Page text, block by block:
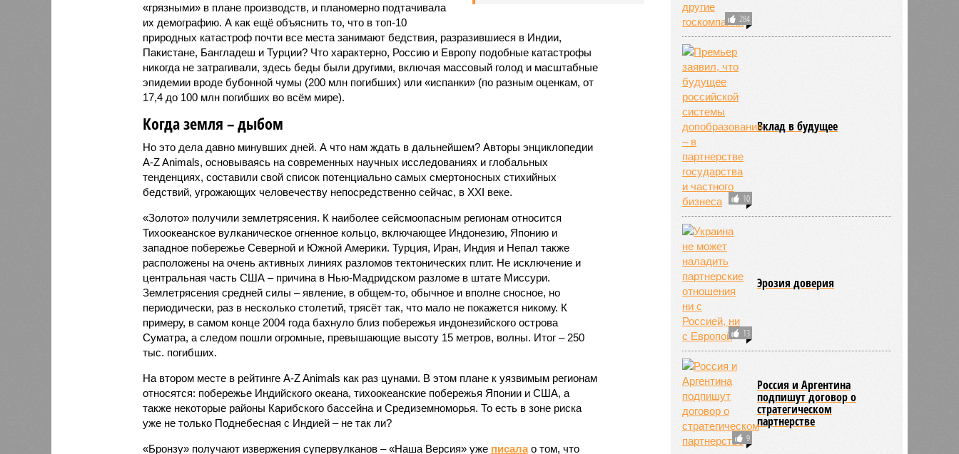
«грязными» в плане производств, и планомерно подтачивала
их демографию. А как ещё объяснить то, что в топ-10
природных катастроф почти все места занимают бедствия, разразившиеся в Индии,
Пакистане, Бангладеш и Турции? Что характерно, Россию и Европу подобные катастрофы
никогда не затрагивали, здесь беды были другими, включая массовый голод и масштабные
эпидемии вроде бубонной чумы (200 млн погибших) или «испанки» (по разным оценкам, от
17,4 до 100 млн погибших во всём мире).
Когда земля – дыбом
Но это дела давно минувших дней. А что нам ждать в дальнейшем? Авторы энциклопедии
A-Z Animals, основываясь на современных научных исследованиях и глобальных
тенденциях, составили свой список потенциально самых смертоносных стихийных
бедствий, угрожающих человечеству непосредственно сейчас, в XXI веке.
«Золото» получили землетрясения. К наиболее сейсмоопасным регионам относится
Тихоокеанское вулканическое огненное кольцо, включающее Индонезию, Японию и
западное побережье Северной и Южной Америки. Турция, Иран, Индия и Непал также
расположены на очень активных линиях разломов тектонических плит. Не исключение и
центральная часть США – причина в Нью-Мадридском разломе в штате Миссури.
Землетрясения средней силы – явление, в общем-то, обычное и вполне сносное, но
периодически, раз в несколько столетий, трясёт так, что мало не покажется никому. К
примеру, в самом конце 2004 года бахнуло близ побережья индонезийского острова
Суматра, а следом пошли огромные, превышающие высоту 15 метров, волны. Итог – 250
тыс. погибших.
На втором месте в рейтинге A-Z Animals как раз цунами. В этом плане к уязвимым регионам
относятся: побережье Индийского океана, тихо­океанские побережья Японии и США, а
также некоторые районы Карибского бассейна и Средиземноморья. То есть в зоне риска
уже не только Поднебесная с Индией – не так ли?
«Бронзу» получают извержения супервулканов – «Наша Версия» уже писалао том, что
284
10
Вклад в будущее
13
Эрозия доверия
9
Россия и Аргентина
подпишут договор о
стратегическом
партнерстве